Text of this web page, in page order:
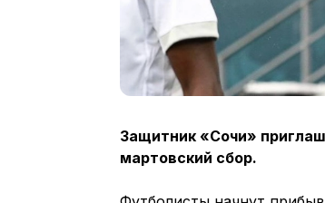
Защитник «Сочи»
мартовский сбор.